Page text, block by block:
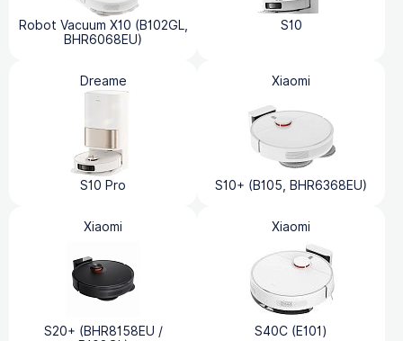
Robot Vacuum X10 (B102GL,
BHR6068EU)
S10
Dreame
S10 Pro
Xiaomi
S10+ (B105, BHR6368EU)
Xiaomi
S20+ (BHR8158EU /
Xiaomi
S40С (E101)